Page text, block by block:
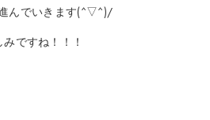
んでいきます(^▽^)/
みですね！！！